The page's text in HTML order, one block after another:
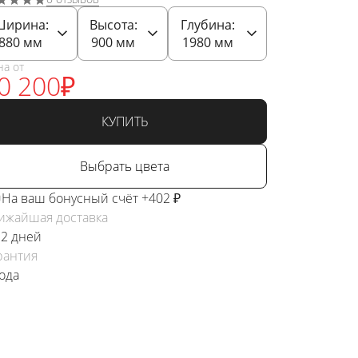
мм
Высота:
900 мм
Глубина:
1980мм
от
200₽
КУПИТЬ
Выбрать цвета
На ваш бонусный счёт +402 ₽
доставка
дней